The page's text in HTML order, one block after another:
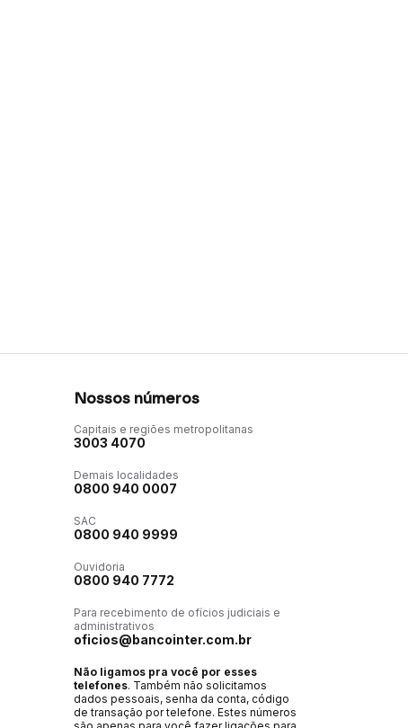
Nossos números
Capitais e regiões metropolitanas
3003 4070
Demais localidades
0800 940 0007
SAC
0800 940 9999
Ouvidoria
0800 940 7772
Para recebimento de ofícios judiciais e
administrativos
oficios@bancointer.com.br
Não ligamos pra você por esses
telefones. Também não solicitamos
dados pessoais, senha da conta, código
de transação por telefone. Estes números